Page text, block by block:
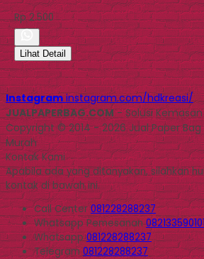
Rp 2.500
Lihat Detail
Instagram instagram.com/hdkreasi/
JUALPAPERBAG.COM- Solusi
Copyright © 2014 - 2026 Jual Paper
Murah
Kontak Kami
Apabila ada yang ditanyakan, silahkan
kontak di bawah ini.
Call Center081228288237
WhatsappPemesanan
Whatsapp081228288237
Telegram081228288237